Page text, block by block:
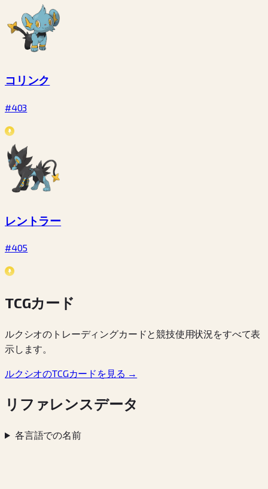
コリンク
#403
レントラー
#405
TCGカード
ルクシオのトレーディングカードと競技使用状況をすべて表
示します。
ルクシオのTCGカードを見る →
リファレンスデータ
各言語での名前